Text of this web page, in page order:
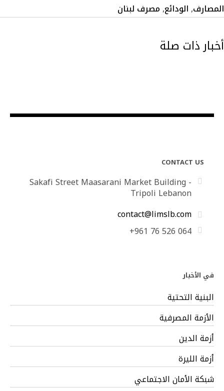
المصارف,الودائع,مصرف لبنان
أخبار ذات صلة
CONTACT US
Sakafi Street Maasarani Market Building -
Tripoli Lebanon
contact@limslb.com
+961 76 526 064
في الأخبار
البنية التحتية
الأزمة المصرفية
أزمة الدين
أزمة الليرة
شبكة الأمان الاجتماعي